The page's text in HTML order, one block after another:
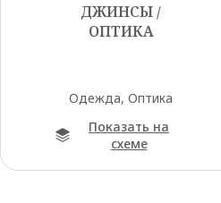
ДЖИНСЫ /
ОПТИКА
Одежда, Оптика
Показать на
схеме